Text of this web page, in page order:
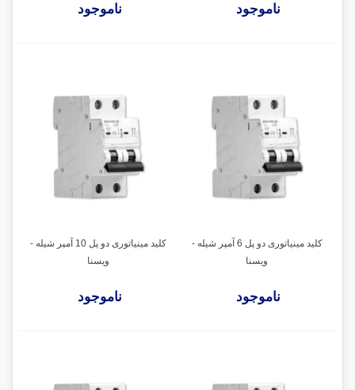
ناموجود ناموجود
کلید مینیاتوری دو پل 6 آمپر شیله -
ویسنا
ناموجود
کلید مینیاتوری دو پل 10 آمپر شیله -
ویسنا
ناموجود